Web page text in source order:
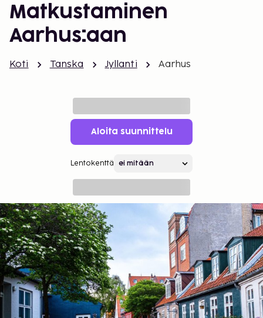
Matkustaminen
Aarhus:aan
Koti Tanska Jyllanti Aarhus
Aloita suunnittelu
Lentokenttä